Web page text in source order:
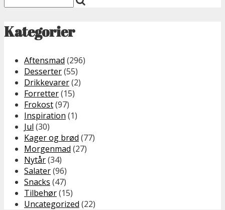
Kategorier
Aftensmad (296)
Desserter(55)
Drikkevarer(2)
Forretter(15)
Frokost(97)
Inspiration (1)
Jul (30)
Kager og brød (77)
Morgenmad (27)
Nytår(34)
Salater(96)
Snacks (47)
Tilbehør(15)
Uncategorized (22)